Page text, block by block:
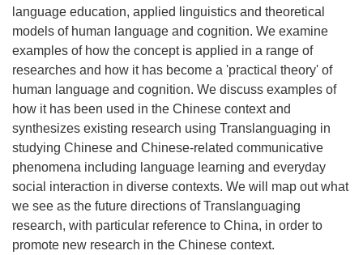
language education, applied linguistics and theoretical
models of human language and cognition. We examine
examples of how the concept is applied in a range of
researches and how it has become a 'practical theory' of
human language and cognition. We discuss examples of
how it has been used in the Chinese context and
synthesizes existing research using Translanguaging in
studying Chinese and Chinese-related communicative
phenomena including language learning and everyday
social interaction in diverse contexts. We will map out what
we see as the future directions of Translanguaging
research, with particular reference to China, in order to
promote new research in the Chinese context.